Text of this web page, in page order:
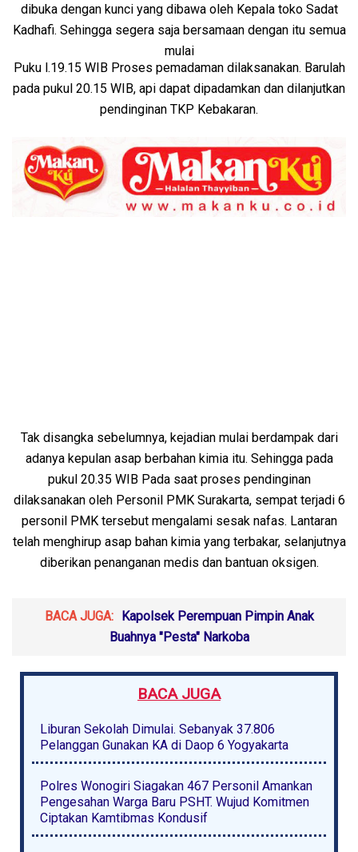
dibuka dengan kunci yang dibawa oleh Kepala toko Sadat
Kadhafi. Sehingga segera saja bersamaan dengan itu semua
mulai
Puku l.19.15 WIB Proses pemadaman dilaksanakan. Barulah
pada pukul 20.15 WIB, api dapat dipadamkan dan dilanjutkan
pendinginan TKP Kebakaran.
Tak disangka sebelumnya, kejadian mulai berdampak dari
adanya kepulan asap berbahan kimia itu. Sehingga pada
pukul 20.35 WIB Pada saat proses pendinginan
dilaksanakan oleh Personil PMK Surakarta, sempat terjadi 6
personil PMK tersebut mengalami sesak nafas. Lantaran
telah menghirup asap bahan kimia yang terbakar, selanjutnya
diberikan penanganan medis dan bantuan oksigen.
BACA JUGA:
Kapolsek Perempuan Pimpin Anak
Buahnya "Pesta" Narkoba
BACA JUGA
Liburan Sekolah Dimulai. Sebanyak 37.806
Pelanggan Gunakan KA di Daop 6 Yogyakarta
Polres Wonogiri Siagakan 467 Personil Amankan
Pengesahan Warga Baru PSHT. Wujud Komitmen
Ciptakan Kamtibmas Kondusif